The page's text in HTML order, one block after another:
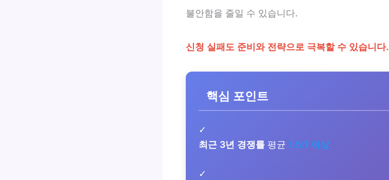
불안함을 줄일 수 있습니다.
신청 실패도 준비와 전략으로 극복할 수 있습니다.
핵심 포인트
✓
최근 3년 경쟁률 평균 1.5:1 이상
✓